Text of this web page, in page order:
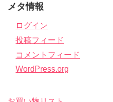
メタ情報
ログイン
投稿フィード
コメントフィード
WordPress.org